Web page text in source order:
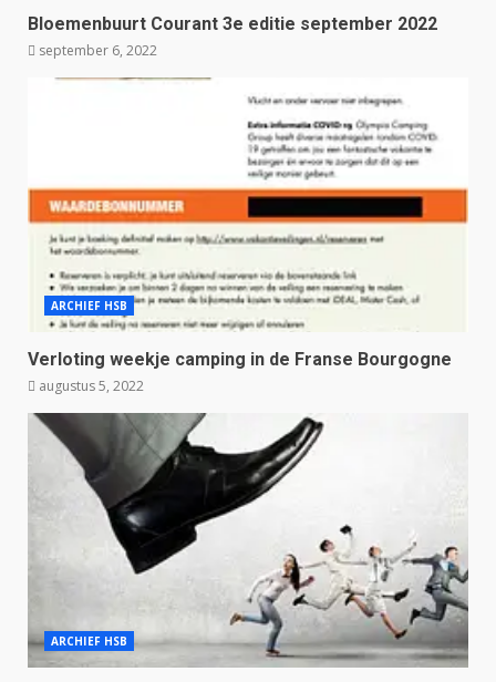
Bloemenbuurt Courant 3e editie september 2022
september 6, 2022
ARCHIEF HSB
Verloting weekje camping in de Franse Bourgogne
augustus 5, 2022
ARCHIEF HSB